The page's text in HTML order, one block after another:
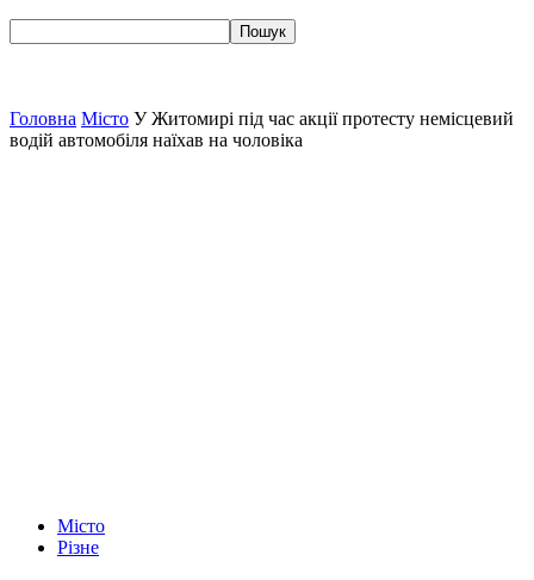
Головна Місто У Житомирі під час акції протесту немісцевий
водій автомобіля наїхав на чоловіка
Місто
Різне